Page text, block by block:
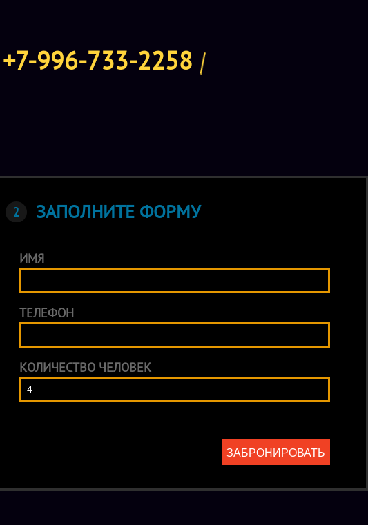
+7-996-733-2258
ЗАПОЛНИТЕ ФОРМУ
ИМЯ
ТЕЛЕФОН
КОЛИЧЕСТВО ЧЕЛОВЕК
ЗАБРОНИРОВАТЬ